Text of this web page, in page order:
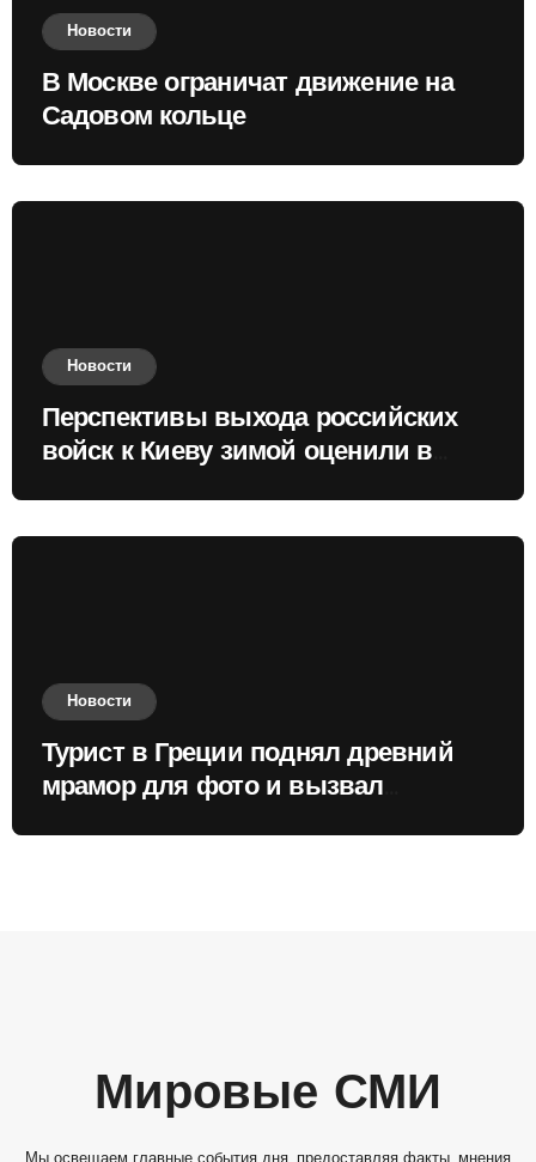
Новости
В Москве ограничат движение на
Садовом кольце
Новости
Перспективы выхода российских
войск к Киеву зимой оценили в
Новости
Турист в Греции поднял древний
мрамор для фото и вызвал
Мировые СМИ